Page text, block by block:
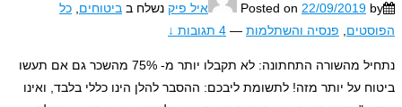
Posted on22/09/2019 איל פיק נשלח בביטוחים,כל
,פנסיה והשתלמות — 4 תגובות ↓
נתחיל מהשורה התחתונה: לא תקבלו יותר מ- 75% מהשכר גם אם תעשו
על יותר מזה! לתשומת ליבכם: ההסבר להלן הינו כללי בלבד, ואינו